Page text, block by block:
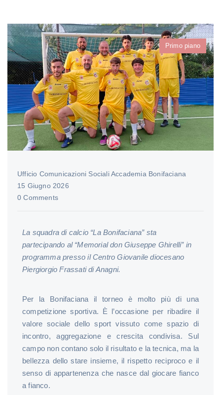
Primo piano
Ufficio Comunicazioni Sociali Accademia Bonifaciana
15 Giugno 2026
0 Comments
La squadra di calcio “La Bonifaciana” sta
partecipando al “Memorial don Giuseppe Ghirelli” in
programma presso il Centro Giovanile diocesano
Piergiorgio Frassati di Anagni.
Per la Bonifaciana il torneo è molto più di una
competizione sportiva. È l’occasione per ribadire il
valore sociale dello sport vissuto come spazio di
incontro, aggregazione e crescita condivisa. Sul
campo non contano solo il risultato e la tecnica, ma la
bellezza dello stare insieme, il rispetto reciproco e il
senso di appartenenza che nasce dal giocare fianco
a fianco.